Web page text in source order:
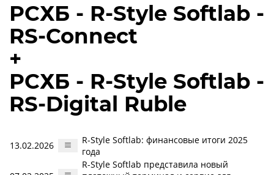
РСХБ - R-Style Softlab -
RS-Connect
+
РСХБ - R-Style Softlab -
RS-Digital Ruble
13.02.2026
R-Style Softlab: финансовые итоги 2025
года
R-Style Softlab представила новый